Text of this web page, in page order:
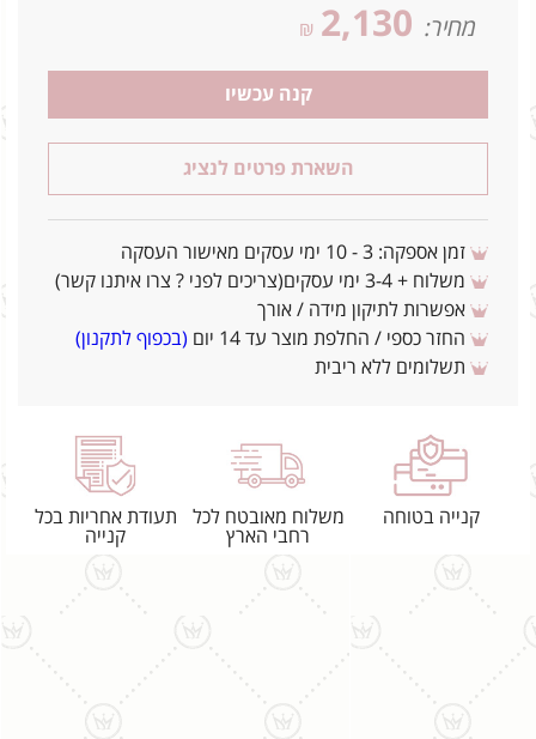
מחיר: 2,130
₪
קנה עכשיו
השארת פרטים לנציג
זמן אספקה: 3 - 10 ימי עסקים מאישור העסקה
משלוח + 3-4 ימי עסקים(צריכים לפני ? צרו איתנו קשר)
אפשרות לתיקון מידה / אורך
החזר כספי / החלפת מוצר עד 14 יום
(בכפוף לתקנון)
תשלומים ללא ריבית
קנייה בטוחה
משלוח מאובטח לכל
רחבי הארץ
תעודת אחריות בכל
קנייה